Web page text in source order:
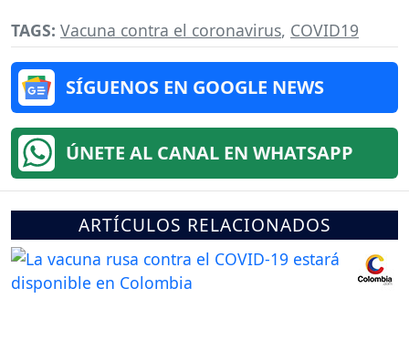
TAGS: Vacuna contra el coronavirus, COVID19
SÍGUENOS EN GOOGLE NEWS
ÚNETE AL CANAL EN WHATSAPP
ARTÍCULOS RELACIONADOS